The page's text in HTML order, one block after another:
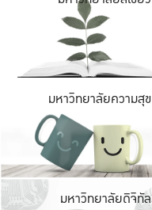
มหาวิทยาลัยความสุข
มหาวิทยาลัยดิจิทัล